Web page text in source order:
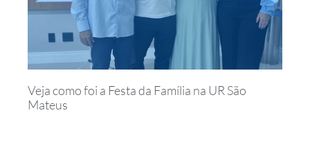
Veja como foi a Festa da Família na UR São
Mateus